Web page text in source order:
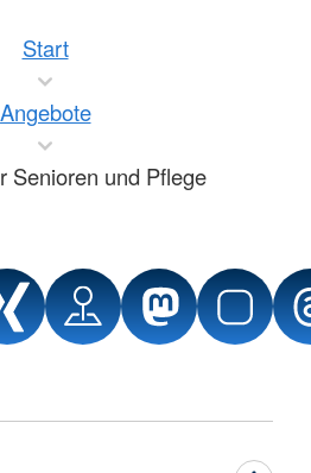
Start
Angebote
Senioren und Pflege